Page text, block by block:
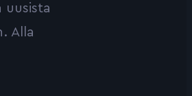
uusista
Alla